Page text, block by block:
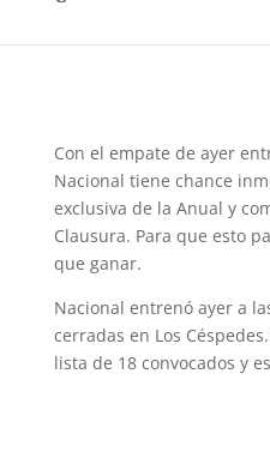
Con el empate de ayer
Nacional tiene chance
exclusiva de la Anual y
Clausura. Para que esto
que ganar.
Nacional entrenó ayer a
cerradas en Los
lista de 18 convocados y